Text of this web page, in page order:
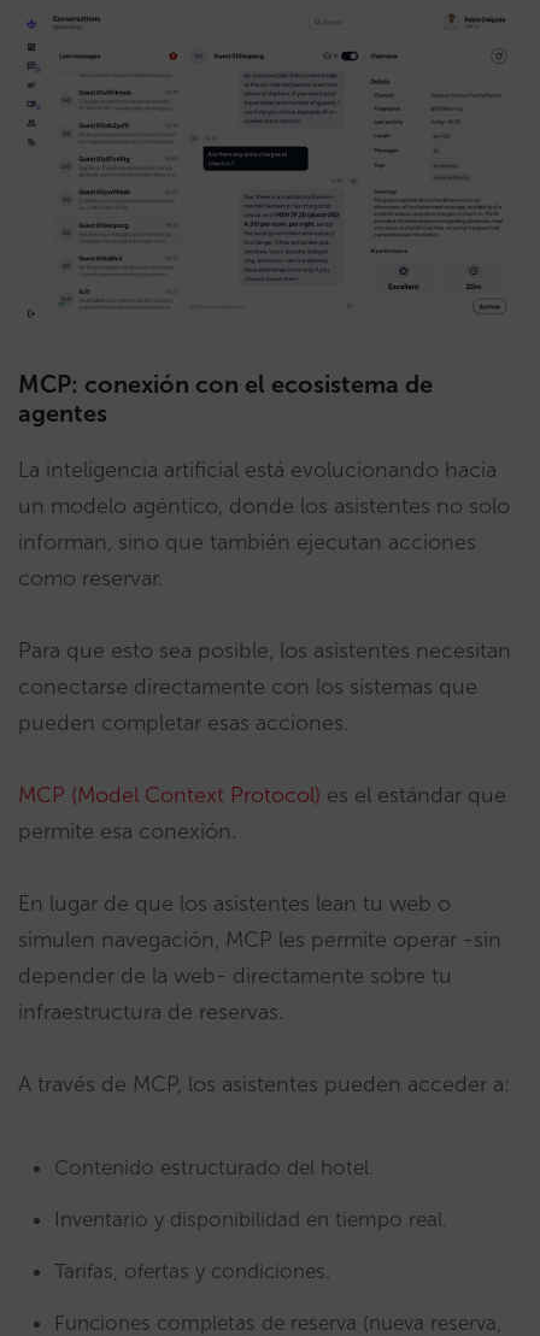
MCP: conexión con el ecosistema de
agentes
La inteligencia artificial está evolucionando hacia
un modelo agéntico, donde los asistentes no solo
informan, sino que también ejecutan acciones
como reservar.
Para que esto sea posible, los asistentes necesitan
conectarse directamente con los sistemas que
pueden completar esas acciones.
MCP (Model Context Protocol) es el estándar que
permite esa conexión.
En lugar de que los asistentes lean tu web o
simulen navegación, MCP les permite operar -sin
depender de la web- directamente sobre tu
infraestructura de reservas.
A través de MCP, los asistentes pueden acceder a:
Contenido estructurado del hotel.
Inventario y disponibilidad en tiempo real.
Tarifas, ofertas y condiciones.
Funciones completas de reserva (nueva reserva,